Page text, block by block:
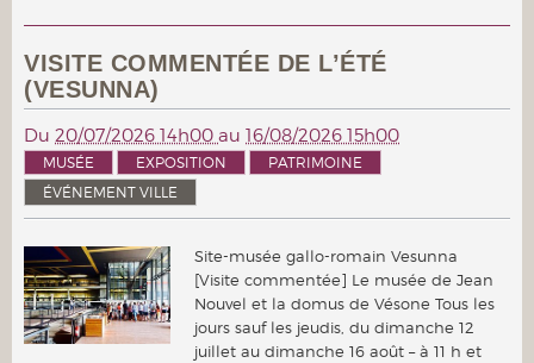
VISITE COMMENTÉE DE L’ÉTÉ
(VESUNNA)
Du 20/07/2026 14h00 au 16/08/2026 15h00
MUSÉE EXPOSITION
PATRIMOINE
ÉVÉNEMENT VILLE
Site-musée gallo-romain Vesunna
[Visite commentée] Le musée de Jean
Nouvel et la domus de Vésone Tous les
jours sauf les jeudis, du dimanche 12
juillet au dimanche 16 août – à 11 h et